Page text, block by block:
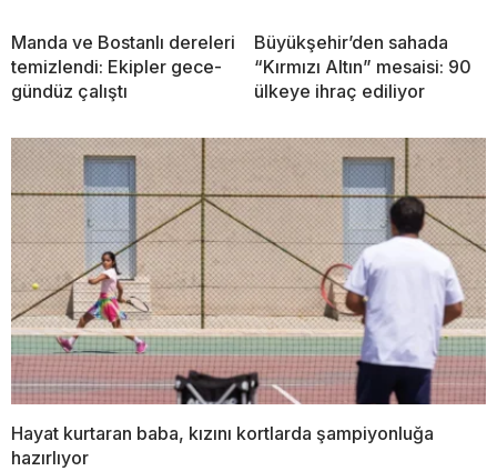
Manda ve Bostanlı dereleri
temizlendi: Ekipler gece-
gündüz çalıştı
Büyükşehir’den sahada
“Kırmızı Altın” mesaisi: 90
ülkeye ihraç ediliyor
Hayat kurtaran baba, kızını kortlarda şampiyonluğa
hazırlıyor